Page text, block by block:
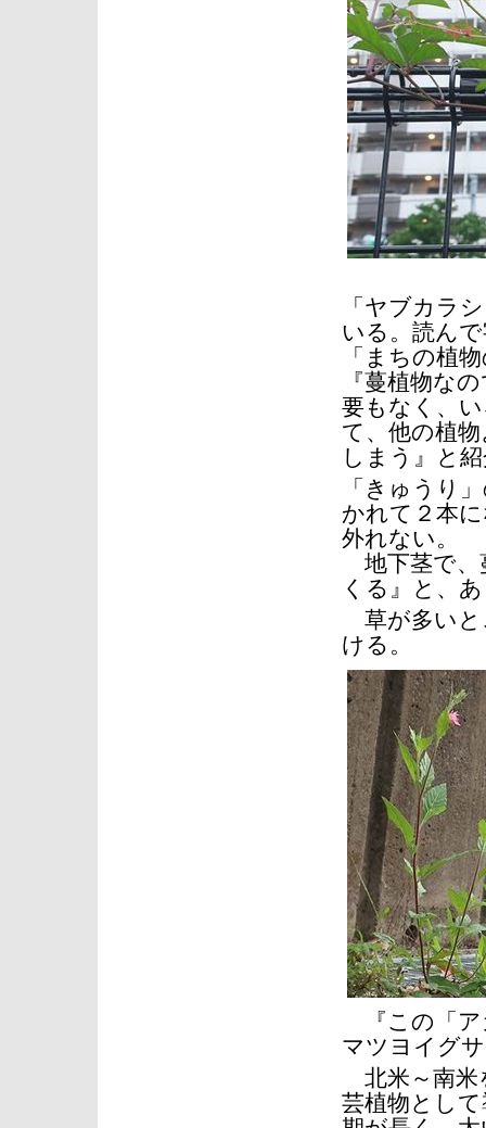
「ヤブカラ
いる。読ん
「まちの植
『蔓植物な
要もなく、
て、他の植
しまう』と
「きゅうり
かれて２本
外れない。
地下茎で、
くる』と、
草が多いと
ける。
『この「ア
マツヨイグ
北米～南米
芸植物とし